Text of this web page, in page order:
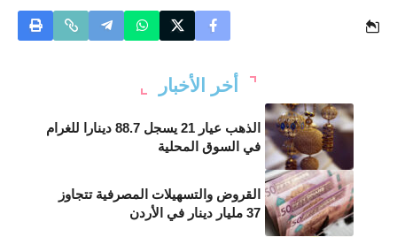
أخر الأخبار
الذهب عيار 21 يسجل 88.7 دينارا للغرام
في السوق المحلية
القروض والتسهيلات المصرفية تتجاوز
37 مليار دينار في الأردن